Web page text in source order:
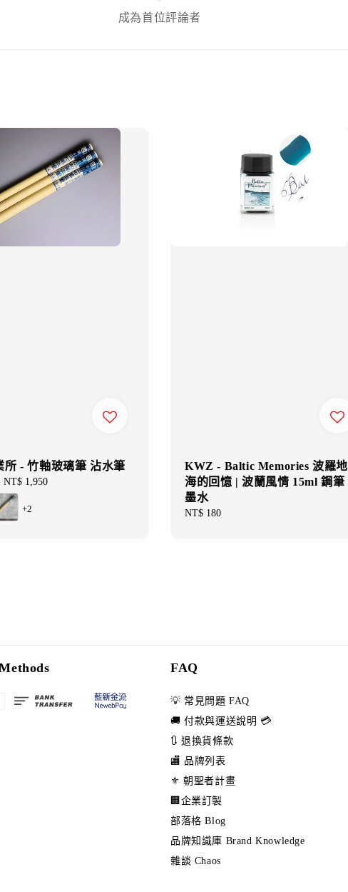
成為首位評論者
所 - 竹軸玻璃筆 沾水筆
NT$ 1,950
+2
KWZ - Baltic Memories 波羅地
海的回憶 | 波蘭風情 15ml 鋼筆
墨水
Regular
NT$ 180
FAQ
💡 常見問題 FAQ
🚚 付款與運送說明 💳
🔃 退換貨條款
🏬 品牌列表
⚜️ 朝聖者計畫
🏢企業訂製
部落格 Blog
品牌知識庫 Brand Knowledge
雜談 Chaos